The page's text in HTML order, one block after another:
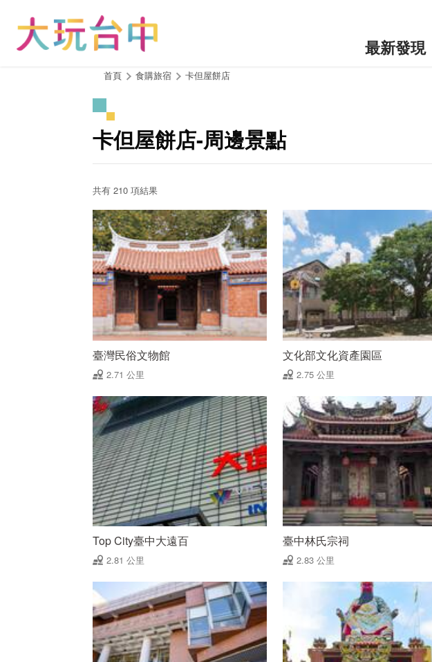
最新發現
首頁 食購旅宿 卡但屋餅店
卡但屋餅店-周邊景點
共有 210 項結果
臺灣民俗文物館
2.71 公里
文化部文化資產園區
2.75 公里
Top City臺中大遠百
2.81 公里
臺中林氏宗祠
2.83 公里